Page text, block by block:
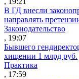
В ГД внесли
направлять
Законодательство
, 19:07
Бывшего
хищении 1 млрд руб.
Практика
, 17:59